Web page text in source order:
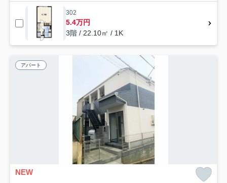
302
5.4万円
3階 / 22.10㎡ / 1K
アパート
NEW